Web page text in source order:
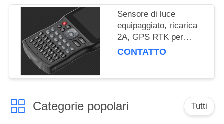
Sensore di luce
equipaggiato, ricarica
2A, GPS RTK per
rilievi e mappatura del
CONTATTO
Categorie popolari Tutti